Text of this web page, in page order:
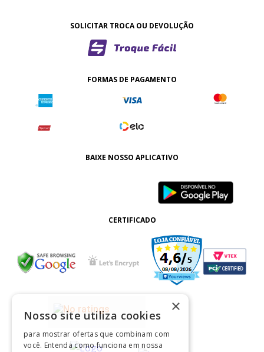
SOLICITAR TROCA OU DEVOLUÇÃO
FORMAS DE PAGAMENTO
BAIXE NOSSO APLICATIVO
CERTIFICADO
×
Nosso site utiliza cookies
para mostrar ofertas que combinam com
você. Entenda como funciona em nossa